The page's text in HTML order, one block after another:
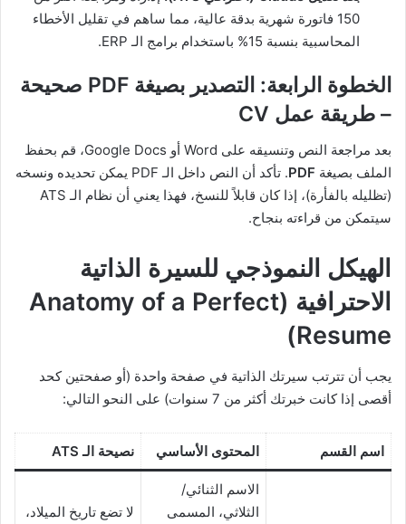
150 فاتورة شهرية بدقة عالية، مما ساهم في تقليل الأخطاء
المحاسبية بنسبة 15% باستخدام برامج الـ ERP.
الخطوة الرابعة: التصدير بصيغة PDF صحيحة
– طريقة عمل CV
بعد مراجعة النص وتنسيقه على Word أو Google Docs، قم بحفظ
الملف بصيغة PDF
. تأكد أن النص داخل الـ PDF يمكن تحديده ونسخه
(تظليله بالفأرة)، إذا كان قابلاً للنسخ، فهذا يعني أن نظام الـ ATS
سيتمكن من قراءته بنجاح.
الهيكل النموذجي للسيرة الذاتية
الاحترافية (Anatomy of a Perfect
Resume)
يجب أن تترتب سيرتك الذاتية في صفحة واحدة (أو صفحتين كحد
أقصى إذا كانت خبرتك أكثر من 7 سنوات) على النحو التالي:
اسم القسم المحتوى الأساسي نصيحة الـ ATS
الاسم الثنائي/
الثلاثي، المسمى
لا تضع تاريخ الميلاد،